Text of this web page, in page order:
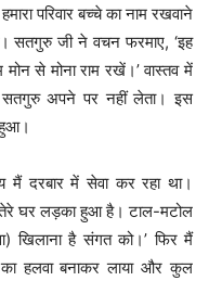
परिवार बच्चे का नाम रखवाने
सतगुरु जी ने वचन फरमाए, ‘इह
से मोना राम रखें।’ वास्तव में
अपने पर नहीं लेता। इस
दरबार में सेवा कर रहा था।
घर लड़का हुआ है। टाल-मटोल
खिलाना है संगत को।’ फिर मैं
हलवा बनाकर लाया और कुल